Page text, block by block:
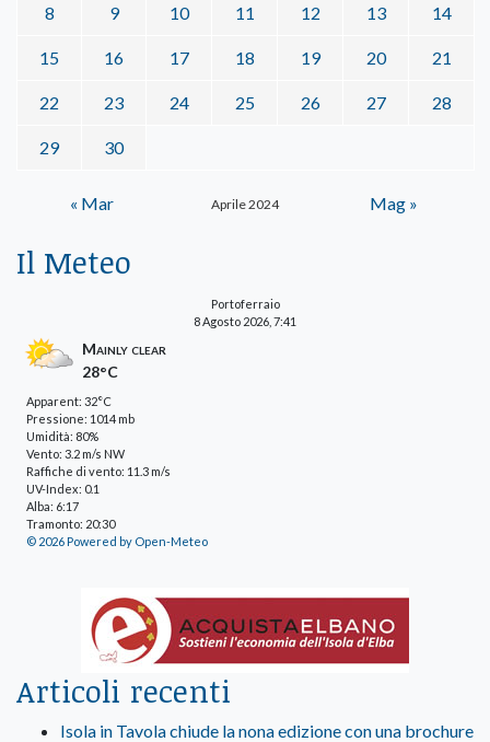
Aprile 2024
8 9 10 11 12 13 14
15 16 17 18 19 20 21
22 23 24 25 26 27 28
29 30
« Mar Mag »
Il Meteo
Portoferraio
8 Agosto 2026, 7:41
Mainly clear
28°C
Apparent: 32°C
Pressione: 1014 mb
Umidità: 80%
Vento: 3.2 m/s NW
Raffiche di vento: 11.3 m/s
UV-Index: 0.1
Alba: 6:17
Tramonto: 20:30
© 2026 Powered by Open-Meteo
Articoli recenti
Isola in Tavola chiude la nona edizione con una brochure